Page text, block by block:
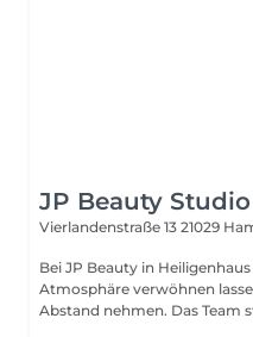
JP Beauty
Vierlandenstraße 13 21029
Bei JP Beauty in
Atmosphäre verwöhnen
Abstand nehmen. Das Team